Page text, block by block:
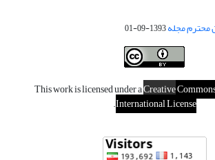
محترم مجله1393-09-01
This work is licensed under aCreative
International License
.